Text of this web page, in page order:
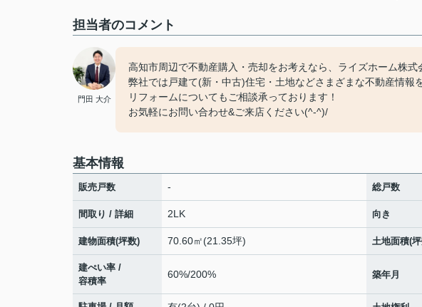
担当者のコメント
門田 大介
高知市周辺で不動産購入・売却をお考えなら、ライズホーム株式
弊社では戸建て(新・中古)住宅・土地などさまざまな不動産情報
リフォームについてもご相談承っております！
お気軽にお問い合わせ&ご来店ください‍(^-^)/
基本情報
販売戸数 - 総戸数
間取り / 詳細 2LK 向き
建物面積(坪数) 70.60㎡(21.35坪) 土地面積(
建ぺい率 /
容積率
60%/200% 築年月